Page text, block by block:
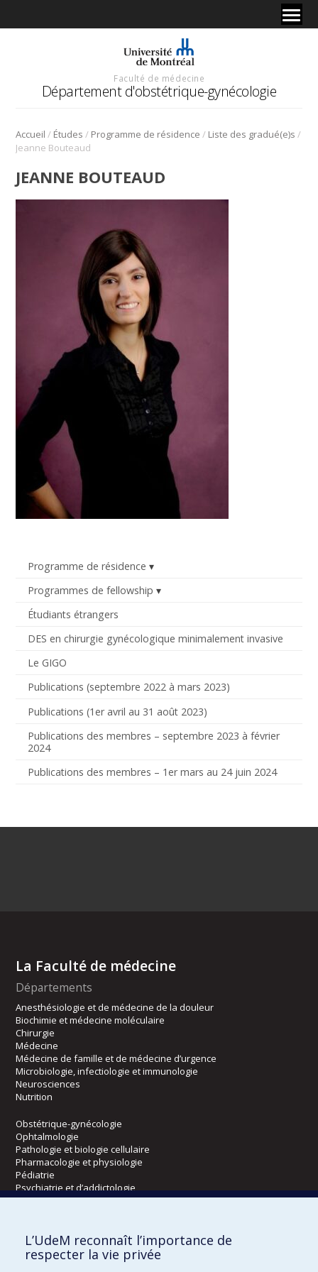
Faculté de médecine
Département d'obstétrique-gynécologie
Accueil / Études / Programme de résidence / Liste des gradué(e)s /
Jeanne Bouteaud
Programme de résidence
Programmes de fellowship
Étudiants étrangers
DES en chirurgie gynécologique minimalement invasive
Le GIGO
Publications (septembre 2022 à mars 2023)
Publications (1er avril au 31 août 2023)
Publications des membres – septembre 2023 à février
2024
Publications des membres – 1er mars au 24 juin 2024
JEANNE BOUTEAUD
La Faculté de médecine
Départements
Anesthésiologie et de médecine de la douleur
Biochimie et médecine moléculaire
Chirurgie
Médecine
Médecine de famille et de médecine d’urgence
Microbiologie, infectiologie et immunologie
Neurosciences
Nutrition
Obstétrique-gynécologie
Ophtalmologie
Pathologie et biologie cellulaire
Pharmacologie et physiologie
Pédiatrie
Psychiatrie et d’addictologie
Radiologie, radio-oncologie et médecine nucléaire
Écoles
L’UdeM reconnaît l’importance de
respecter la vie privée